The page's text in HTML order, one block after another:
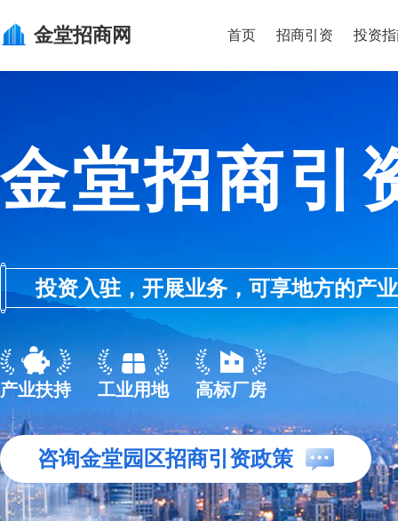
金堂招商网 首页 招商引资 投资
金堂招商引
投资入驻，开展业务，可享地方的产
产业扶持 工业用地 高标厂房
咨询金堂园区招商引资政策